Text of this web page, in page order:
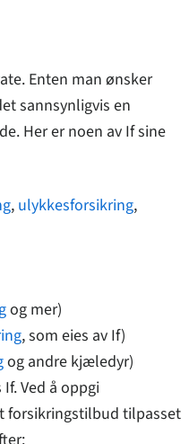
Enten man ønsker
sannsynligvis en
Her er noen av If sine
, ulykkesforsikring,
og mer)
, som eies av If)
og andre kjæledyr)
Ved å oppgi
forsikringstilbud tilpasset